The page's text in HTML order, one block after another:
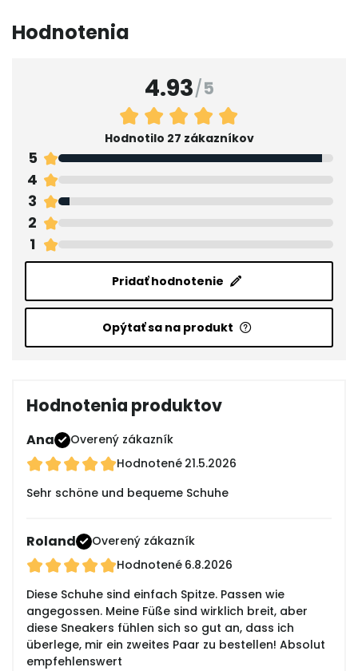
Hodnotenia
4.93/5
Hodnotilo 27 zákazníkov
5
4
3
2
1
Pridať hodnotenie
Opýtať sa na produkt
Hodnotenia produktov
Ana
Overený zákazník
Hodnotené 21.5.2026
Sehr schöne und bequeme Schuhe
Roland
Overený zákazník
Hodnotené 6.8.2026
Diese Schuhe sind einfach Spitze. Passen wie
angegossen. Meine Füße sind wirklich breit, aber
diese Sneakers fühlen sich so gut an, dass ich
überlege, mir ein zweites Paar zu bestellen! Absolut
empfehlenswert